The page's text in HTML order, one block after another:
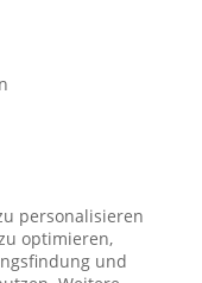
personalisieren
optimieren,
und